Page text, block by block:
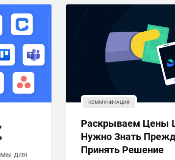
для
КОММУНИКАЦИЯ
Раскрываем Цены
Нужно Знать
Принять Решение